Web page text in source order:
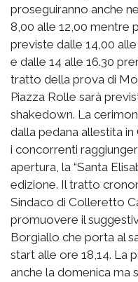
proseguiranno anche
8,00 alle 12,00 mentre
previste dalle 14,00
e dalle 14 alle 16.30
tratto della prova di
Piazza Rolle sarà
shakedown. La
dalla pedana allestita
i concorrenti
apertura, la “Santa
edizione. Il tratto
Sindaco di Colleretto
promuovere il
Borgiallo che porta al
start alle ore 18,14. La
anche la domenica ma